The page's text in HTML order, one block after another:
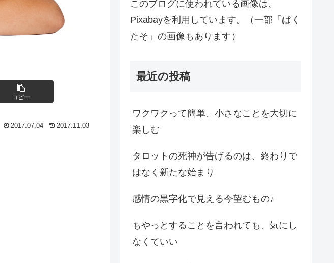
コピー
2017.07.04 2017.11.03
このブログに使われている画像は、
Pixabayを利用しています。（一部「ぱく
たそ」の画像もあります）
最近の投稿
ワクワクって簡単、小さなことを大切に
楽しむ
タロットの死神が告げるのは、終わりで
はなく新たな始まり
感情の黒字化で見える今望むもの♪
もやっとすることを言われても、気にし
なくていい